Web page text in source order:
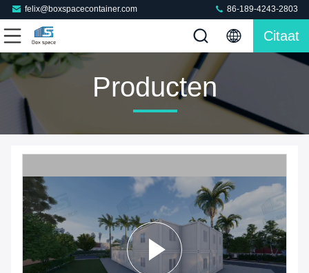
felix@boxspacecontainer.com 86-189-4243-2803
Citaat
Producten